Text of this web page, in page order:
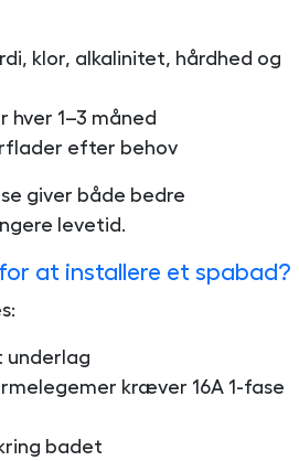
klor, alkalinitet, hårdhed og
hver 1–3 måned
efter behov
giver både bedre
levetid.
at installere et spabad?
underlag
kræver 16A 1-fase
badet